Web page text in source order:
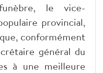
le vice-
provincial,
conformément
général du
à une meilleure